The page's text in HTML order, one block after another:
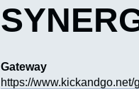
Gateway
https://www.kickandgo.net/